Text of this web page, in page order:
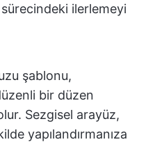
sürecindeki ilerlemeyi
şablonu,
bir düzen
Sezgisel arayüz,
yapılandırmanıza